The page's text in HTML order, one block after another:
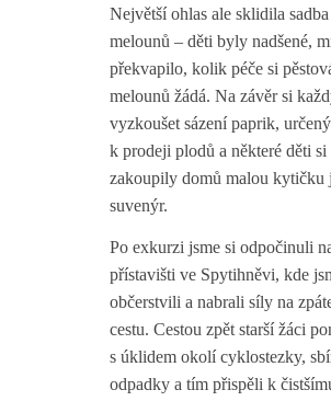
Největší ohlas ale sklidila sadba
melounů – děti byly nadšené,
překvapilo, kolik péče si
melounů žádá. Na závěr si
vyzkoušet sázení paprik,
k prodeji plodů a některé děti si
zakoupily domů malou kytičku
suvenýr.
Po exkurzi jsme si odpočinuli
přístavišti ve Spytihněvi, kde
občerstvili a nabrali síly na
cestu. Cestou zpět starší žáci
s úklidem okolí cyklostezky,
odpadky a tím přispěli k